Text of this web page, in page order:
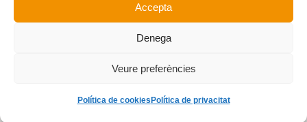
Accepta
Denega
Veure preferències
Política de cookies Política de privacitat
Revista d’Igualada